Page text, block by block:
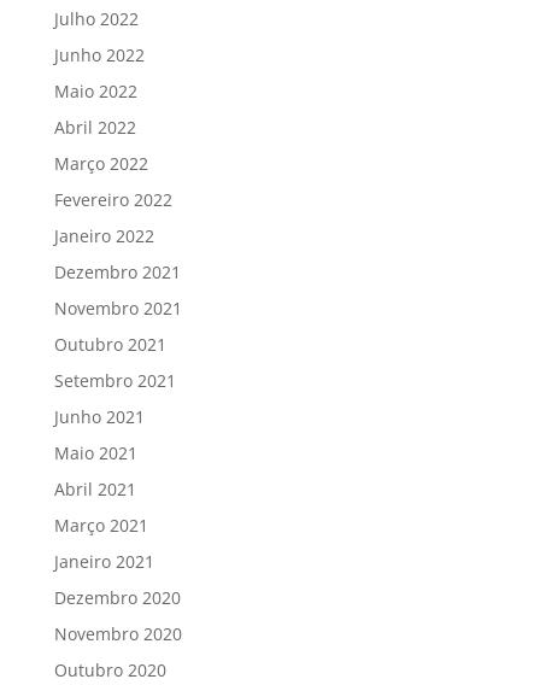
Julho 2022
Junho 2022
Maio 2022
Abril 2022
Março 2022
Fevereiro 2022
Janeiro 2022
Dezembro 2021
Novembro 2021
Outubro 2021
Setembro 2021
Junho 2021
Maio 2021
Abril 2021
Março 2021
Janeiro 2021
Dezembro 2020
Novembro 2020
Outubro 2020